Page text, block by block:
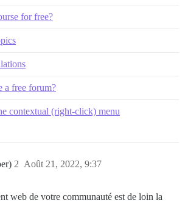
for free?
a free forum?
contextual (right-click) menu
Août 21, 2022, 9:37
2
web de votre communauté est de loin la